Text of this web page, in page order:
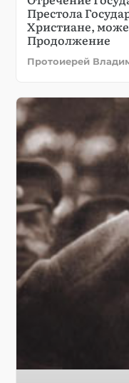
Престола
Христиане,
Продолжение
Протоиерей